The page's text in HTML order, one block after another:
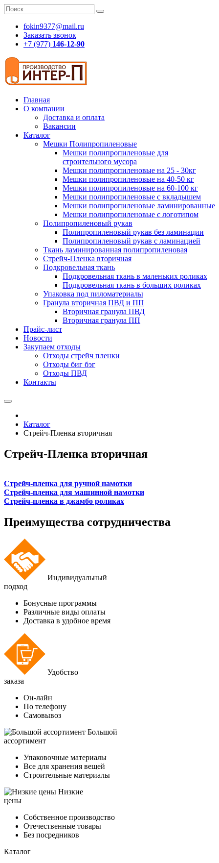
fokin9377@mail.ru
Заказать звонок
+7 (977) 146-12-90
Главная
О компании
Доставка и оплата
Вакансии
Каталог
Мешки Полипропиленовые
Мешки полипропиленовые для
строительного мусора
Мешки полипропиленовые на 25 - 30кг
Мешки полипропиленовые на 40-50 кг
Мешки полипропиленовые на 60-100 кг
Мешки полипропиленовые с вкладышем
Мешки полипропиленовые ламинированные
Мешки полипропиленовые с логотипом
Полипропиленовый рукав
Полипропиленовый рукав без ламинации
Полипропиленовый рукав с ламинацией
Ткань ламинированная полипропиленовая
Стрейч-Пленка вторичная
Подкровельная ткань
Подкровельная ткань в маленьких роликах
Подкровельная ткань в больших роликах
Упаковка под пиломатериалы
Гранула вторичная ПВД и ПП
Вторичная гранула ПВД
Вторичная гранула ПП
Прайс-лист
Новости
Закупаем отходы
Отходы стрейч пленки
Отходы биг бэг
Отходы ПВД
Контакты
Каталог
Стрейч-Пленка вторичная
Стрейч-Пленка вторичная
Стрейч-пленка для ручной намотки
Стрейч-пленка для машинной намотки
Стрейч-пленка в джамбо роликах
Преимущества сотрудничества
Индивидуальный
подход
Бонусные программы
Различные виды оплаты
Доставка в удобное время
Удобство
заказа
Он-лайн
По телефону
Самовывоз
Большой
ассортимент
Упаковочные материалы
Все для хранения вещей
Строительные материалы
Низкие
цены
Собственное производство
Отечественные товары
Без посредников
Каталог